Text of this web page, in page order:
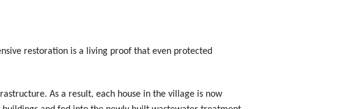
restoration is a living proof that even protected
As a result, each house in the village is now